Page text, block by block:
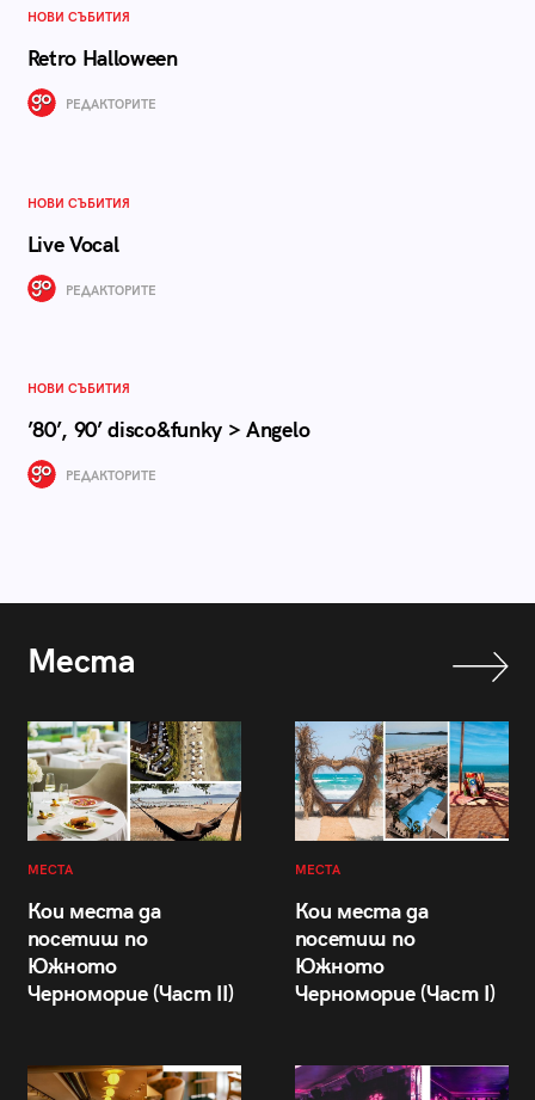
НОВИ СЪБИТИЯ
Retro Halloween
РЕДАКТОРИТЕ
НОВИ СЪБИТИЯ
Live Vocal
РЕДАКТОРИТЕ
НОВИ СЪБИТИЯ
’80’, 90’ disco&funky > Angelo
РЕДАКТОРИТЕ
Места
МЕСТА
Кои места да
посетиш по
Южното
Черноморие (Част II)
МЕСТА
Кои места да
посетиш по
Южното
Черноморие (Част I)